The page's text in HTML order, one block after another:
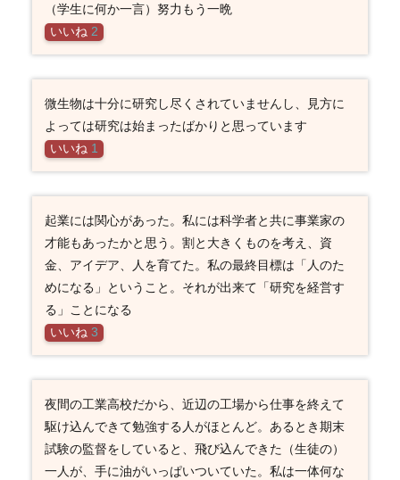
（学生に何か一言）努力もう一晩
いいね 2
微生物は十分に研究し尽くされていませんし、見方に
よっては研究は始まったばかりと思っています
いいね 1
起業には関心があった。私には科学者と共に事業家の
才能もあったかと思う。割と大きくものを考え、資
金、アイデア、人を育てた。私の最終目標は「人のた
めになる」ということ。それが出来て「研究を経営す
る」ことになる
いいね 3
夜間の工業高校だから、近辺の工場から仕事を終えて
駆け込んできて勉強する人がほとんど。あるとき期末
試験の監督をしていると、飛び込んできた（生徒の）
一人が、手に油がいっぱいついていた。私は一体何な